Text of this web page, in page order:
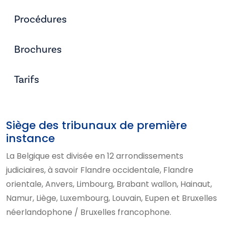
Procédures
Brochures
Tarifs
Siège des tribunaux de première
instance
La Belgique est divisée en 12 arrondissements
judiciaires, à savoir Flandre occidentale, Flandre
orientale, Anvers, Limbourg, Brabant wallon, Hainaut,
Namur, Liège, Luxembourg, Louvain, Eupen et Bruxelles
néerlandophone / Bruxelles francophone.